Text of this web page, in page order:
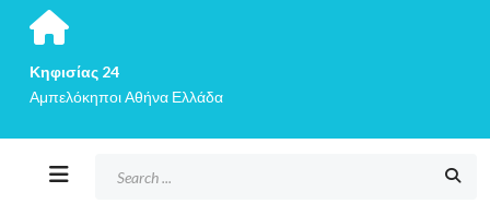
Κηφισίας 24
Αμπελόκηποι Αθήνα Ελλάδα